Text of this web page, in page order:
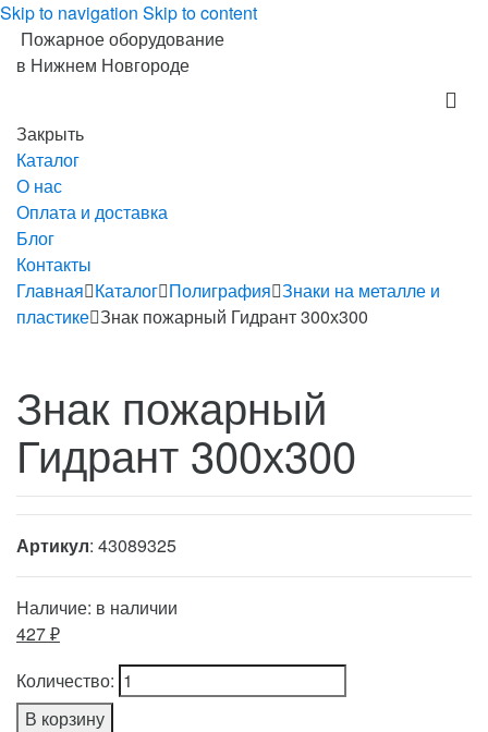
Skip to navigation Skip to content
Пожарное оборудование
в Нижнем Новгороде
Закрыть
Каталог
О нас
Оплата и доставка
Блог
Контакты
Главная Каталог Полиграфия Знаки на металле и
пластике Знак пожарный Гидрант 300х300
Знак пожарный
Гидрант 300х300
Артикул: 43089325
Наличие: в наличии
427 ₽
Количество:
В корзину